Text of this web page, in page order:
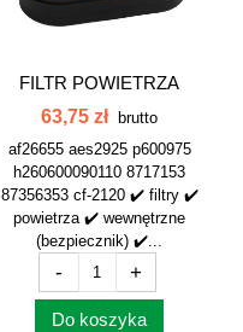
FILTR POWIETRZA
WEWNĘTRZNY...
63,75 zł
brutto
af26655 aes2925 p600975
h260600090110 8717153
87356353 cf-2120 ✔️ filtry ✔️
powietrza ✔️ wewnętrzne
(bezpiecznik) ✔️...
- +
Do koszyka